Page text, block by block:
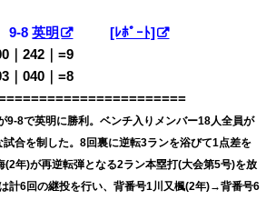
9-8英明
[ﾚﾎﾟｰﾄ]
｜242｜=9
040｜=8
9-8で英明に勝利。ベンチ入りメンバー18人全員が
合を制した。8回裏に逆転3ランを浴びて1点差を
(2年)が再逆転弾となる2ラン本塁打(大会第5号)を放
計6回の継投を行い、背番号1川又楓(2年)→背番号6